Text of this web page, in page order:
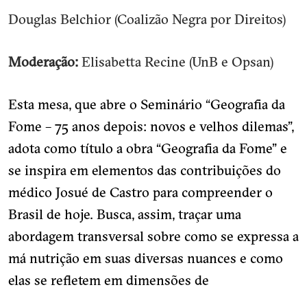
Douglas Belchior (Coalizão Negra por Direitos)
Moderação: Elisabetta Recine (UnB e Opsan)
Esta mesa, que abre o Seminário “Geografia da
Fome – 75 anos depois: novos e velhos dilemas”,
adota como título a obra “Geografia da Fome” e
se inspira em elementos das contribuições do
médico Josué de Castro para compreender o
Brasil de hoje. Busca, assim, traçar uma
abordagem transversal sobre como se expressa a
má nutrição em suas diversas nuances e como
elas se refletem em dimensões de